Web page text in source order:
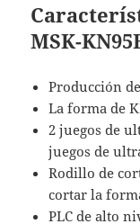
MSK-
Producción
La forma de
2 juegos de
juegos de
Rodillo de
cortar la
PLC de alto